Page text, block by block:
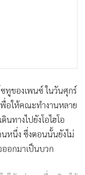
ทูของเพนซ์ ในวันศุกร์
พื่อให้คณะทำงานหลาย
ทางไปยังโอไฮโอ
หนึ่ง ซึ่งตอนนั้นยังไม่
ออกมาเป็นบวก